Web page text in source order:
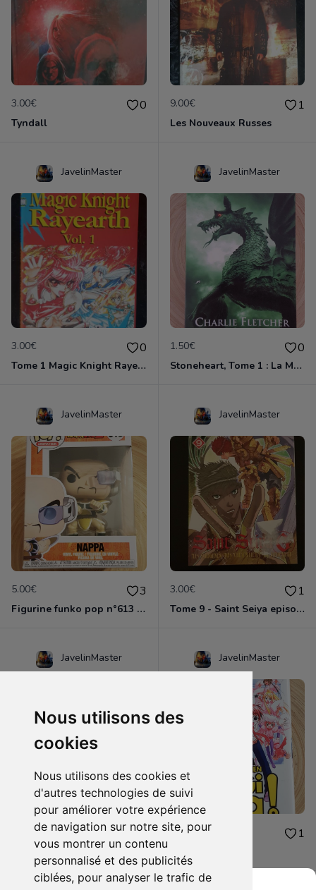
Nous utilisons des
cookies
Nous utilisons des cookies et
d'autres technologies de suivi
pour améliorer votre expérience
de navigation sur notre site, pour
vous montrer un contenu
personnalisé et des publicités
ciblées, pour analyser le trafic de
3.00€ 0
Tyndall
9.00€ 1
Les Nouveaux Russes
JavelinMaster
3.00€ 0
Tome 1 Magic Knight Rayearth
JavelinMaster
1.50€ 0
Stoneheart, Tome 1 : La Malédiction de pierre
JavelinMaster
5.00€ 3
Figurine funko pop n°613 - Dragon ball z - Nappa
JavelinMaster
3.00€ 1
Tome 9 - Saint Seiya episode G
JavelinMaster
2.00€ 1
Negi ma tome 9
JavelinMaster
2.00€ 1